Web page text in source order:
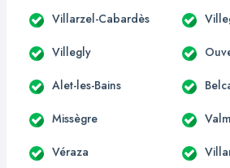
Villarzel-Cabardès
Villegly
Alet-les-Bains
Missègre
Véraza